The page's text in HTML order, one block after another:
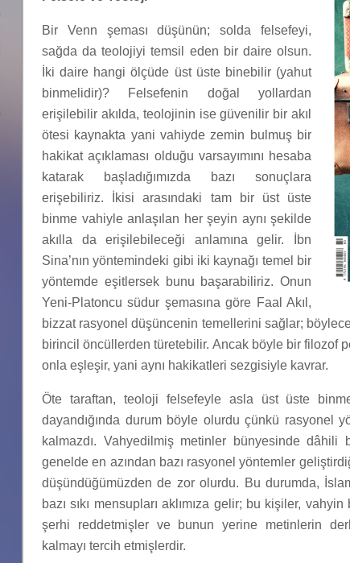
Bir Venn şeması düşünün; solda felsefeyi,
sağda da teolojiyi temsil eden bir daire olsun.
İki daire hangi ölçüde üst üste binebilir (yahut
binmelidir)? Felsefenin doğal yollardan
erişilebilir akılda, teolojinin ise güvenilir bir akıl
ötesi kaynakta yani vahiyde zemin bulmuş bir
hakikat açıklaması olduğu varsayımını hesaba
katarak başladığımızda bazı sonuçlara
erişebiliriz. İkisi arasındaki tam bir üst üste
binme vahiyle anlaşılan her şeyin aynı şekilde
akılla da erişilebileceği anlamına gelir. İbn
Sina’nın yöntemindeki gibi iki kaynağı temel bir
yöntemde eşitlersek bunu başarabiliriz. Onun
Yeni-Platoncu südur şemasına göre Faal Akıl,
bizzat rasyonel düşüncenin temellerini sağlar;
birincil öncüllerden türetebilir. Ancak böyle bir filozof
onla eşleşir, yani aynı hakikatleri sezgisiyle kavrar.
Öte taraftan, teoloji felsefeyle asla üst üste
dayandığında durum böyle olurdu çünkü rasyonel
kalmazdı. Vahyedilmiş metinler bünyesinde dâhili
genelde en azından bazı rasyonel yöntemler
düşündüğümüzden de zor olurdu. Bu durumda,
bazı sıkı mensupları aklımıza gelir; bu kişiler,
şerhi reddetmişler ve bunun yerine metinlerin
kalmayı tercih etmişlerdir.